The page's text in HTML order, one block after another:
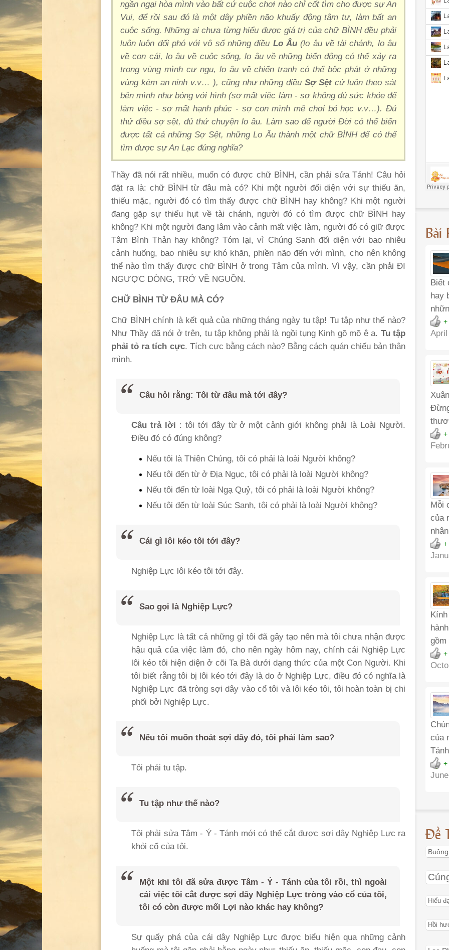
ngần ngại hòa mình vào bất cứ cuộc chơi nào chỉ cốt tìm cho được sự An
Vui, để rồi sau đó là một dây phiền não khuấy động tâm tư, làm bất an
cuộc sống. Những ai chưa từng hiểu được giá trị của chữ BÌNH đều phải
luôn luôn đối phó với vô số những điều Lo Âu(lo âu về tài chánh, lo âu
về con cái, lo âu về cuộc sống, lo âu về những biến động có thể xảy ra
trong vùng mình cư ngụ, lo âu về chiến tranh có thể bộc phát ở những
vùng kém an ninh v.v… ), cũng như những điều Sợ Sệtcứ luôn theo sát
bên mình như bóng với hình (sợ mất việc làm - sợ không đủ sức khỏe để
làm việc - sợ mất hạnh phúc - sợ con mình mê chơi bỏ học v.v…). Đủ
thứ điều sợ sệt, đủ thứ chuyện lo âu. Làm sao để người Đời có thể biến
được tất cả những Sợ Sệt, những Lo Âu thành một chữ BÌNH để có thể
tìm được sự An Lạc đúng nghĩa?
Thầy đã nói rất nhiều, muốn có được chữ BÌNH, cần phải sửa Tánh! Câu hỏi
đặt ra là: chữ BÌNH từ đâu mà có? Khi một người đối diện với sự thiếu ăn,
thiếu mặc, người đó có tìm thấy được chữ BÌNH hay không? Khi một người
đang gặp sự thiếu hụt về tài chánh, người đó có tìm được chữ BÌNH hay
không? Khi một người đang lâm vào cảnh mất việc làm, người đó có giữ được
Tâm Bình Thản hay không? Tóm lại, vì Chúng Sanh đối diện với bao nhiêu
cảnh huống, bao nhiêu sự khó khăn, phiền não đến với mình, cho nên không
thể nào tìm thấy được chữ BÌNH ở trong Tâm của mình. Vì vậy, cần phải ĐI
NGƯỢC DÒNG, TRỞ VỀ NGUỒN.
CHỮ BÌNH TỪ ĐÂU MÀ CÓ?
Chữ BÌNH chính là kết quả của những tháng ngày tu tập! Tu tập như thế nào?
Như Thầy đã nói ở trên, tu tập không phải là ngồi tụng Kinh gõ mõ ê a. Tu tập
phải tỏ ra tích cực. Tích cực bằng cách nào? Bằng cách quán chiếu bản thân
mình.
Câu hỏi rằng: Tôi từ đâu mà tới đây?
Câu trả lời : tôi tới đây từ ở một cảnh giới không phải là Loài Người.
Điều đó có đúng không?
Nếu tôi là Thiên Chúng, tôi có phải là loài Người không?
Nếu tôi đến từ ở Địa Ngục, tôi có phải là loài Người không?
Nếu tôi đến từ loài Ngạ Quỷ, tôi có phải là loài Người không?
Nếu tôi đến từ loài Súc Sanh, tôi có phải là loài Người không?
Cái gì lôi kéo tôi tới đây?
Nghiệp Lực lôi kéo tôi tới đây.
Sao gọi là Nghiệp Lực?
Nghiệp Lực là tất cả những gì tôi đã gây tạo nên mà tôi chưa nhận được
hậu quả của việc làm đó, cho nên ngày hôm nay, chính cái Nghiệp Lực
lôi kéo tôi hiện diện ở cõi Ta Bà dưới dạng thức của một Con Người. Khi
tôi biết rằng tôi bị lôi kéo tới đây là do ở Nghiệp Lực, điều đó có nghĩa là
Nghiệp Lực đã tròng sợi dây vào cổ tôi và lôi kéo tôi, tôi hoàn toàn bị chi
phối bởi Nghiệp Lực.
Nếu tôi muốn thoát sợi dây đó, tôi phải làm sao?
Tôi phải tu tập.
Tu tập như thế nào?
Tôi phải sửa Tâm - Ý - Tánh mới có thể cắt được sợi dây Nghiệp Lực ra
khỏi cổ của tôi.
Một khi tôi đã sửa được Tâm - Ý - Tánh của tôi rồi, thì ngoài
cái việc tôi cắt được sợi dây Nghiệp Lực tròng vào cổ của tôi,
tôi có còn được mối Lợi nào khác hay không?
Sự quấy phá của cái dây Nghiệp Lực được biểu hiện qua những cảnh
Bài
Biết
hay
+
+
Mỗi
của
+
+
của
+
Đề
Hiếu
Hồi